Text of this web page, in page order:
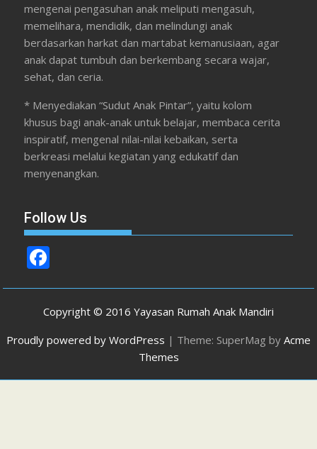
mengenai pengasuhan anak meliputi mengasuh,
memelihara, mendidik, dan melindungi anak
berdasarkan harkat dan martabat kemanusiaan, agar
anak dapat tumbuh dan berkembang secara wajar,
sehat, dan ceria.
* Menyediakan “Sudut Anak Pintar”, yaitu kolom
khusus bagi anak-anak untuk belajar, membaca cerita
inspiratif, mengenal nilai-nilai kebaikan, serta
berkreasi melalui kegiatan yang edukatif dan
menyenangkan.
Follow Us
ac
e
b
o
Copyright © 2016 Yayasan Rumah Anak Mandiri
Proudly powered by WordPress | Theme: SuperMag by Acme
Themes